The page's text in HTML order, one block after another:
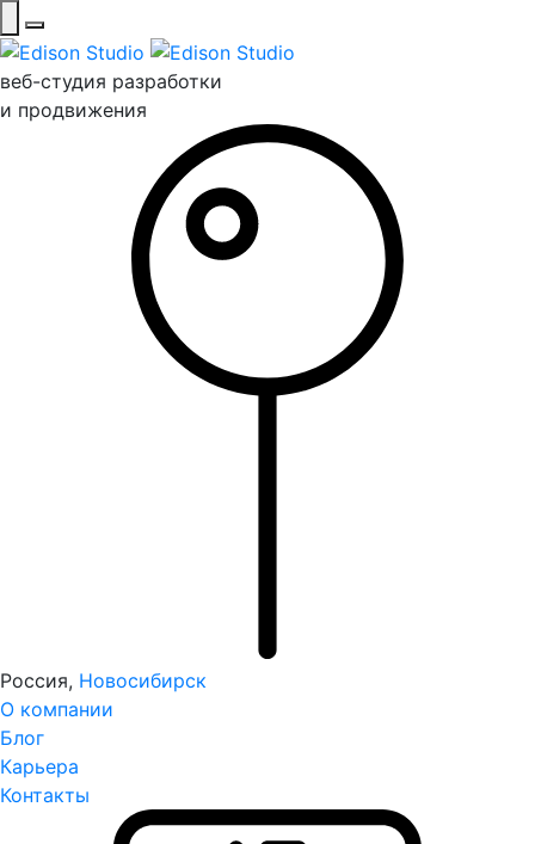
веб-студия разработки
и продвижения
Россия, Новосибирск
О компании
Блог
Карьера
Контакты